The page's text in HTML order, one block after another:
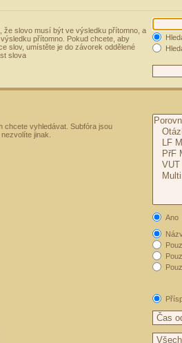
že slovo musí být ve výsledku přítomno, a
přítomno. Pokud chcete, aby
slov, umístěte je do závorek oddělené
slova
chcete vyhledávat. Subfóra jsou
jinak.
Ano